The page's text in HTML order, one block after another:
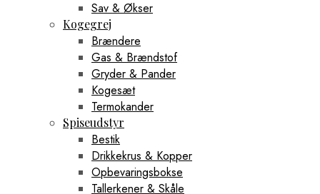
Sav & Økser
Kogegrej
Brændere
Gas & Brændstof
Gryder & Pander
Kogesæt
Termokander
Spiseudstyr
Bestik
Drikkekrus & Kopper
Opbevaringsbokse
Tallerkener & Skåle